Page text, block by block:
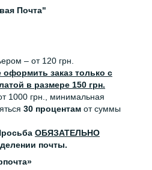
Почта"
– от 120 грн.
заказ только с
в размере 150 грн.
1000 грн., минимальная
30 процентам от суммы
ОБЯЗАТЕЛЬНО
почты.